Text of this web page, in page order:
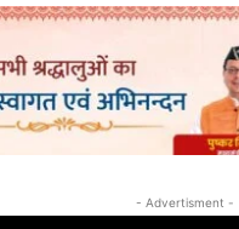
- Advertisment -